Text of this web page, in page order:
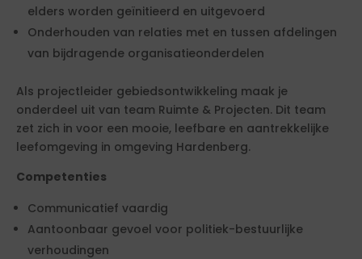
elders worden geïnitieerd en uitgevoerd
Onderhouden van relaties met en tussen afdelingen
van bijdragende organisatieonderdelen
Als projectleider gebiedsontwikkeling maak je
onderdeel uit van team Ruimte & Projecten. Dit team
zet zich in voor een mooie, leefbare en aantrekkelijke
leefomgeving in omgeving Hardenberg.
Competenties
Communicatief vaardig
Aantoonbaar gevoel voor politiek-bestuurlijke
verhoudingen